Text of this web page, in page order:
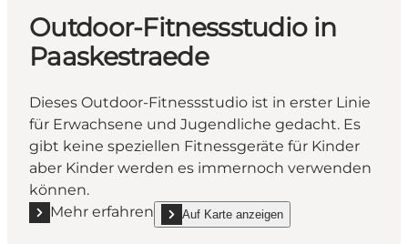
Outdoor-Fitnessstudio in
Paaskestraede
Dieses Outdoor-Fitnessstudio ist in erster Linie
für Erwachsene und Jugendliche gedacht. Es
gibt keine speziellen Fitnessgeräte für Kinder
aber Kinder werden es immernoch verwenden
können.
Mehr erfahren
Mehr erfahren "Outdoor-Fitnessstudio in
Auf Karte anzeigen
show Outdoor-Fitnessstudio in Paaskestraede